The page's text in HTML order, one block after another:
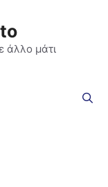
άλλο μάτι